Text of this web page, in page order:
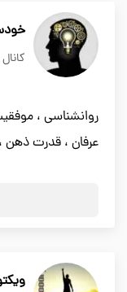
روانشناسی ،
عرفان ، قدرت